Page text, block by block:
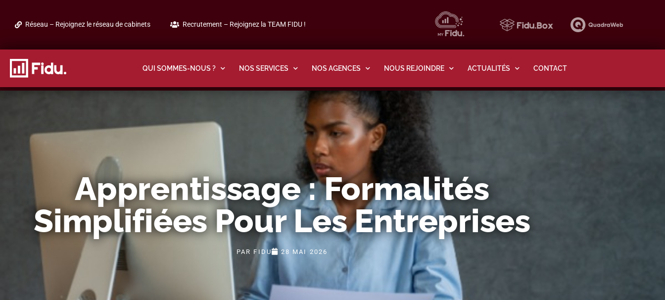
Réseau – Rejoignez le réseau de cabinets Recrutement – Rejoignez la TEAM FIDU !
QUI SOMMES-NOUS ? NOS SERVICES NOS AGENCES NOUS REJOINDRE ACTUALITÉS CONTACT
Apprentissage : Formalités
Simplifiées Pour Les Entreprises
PAR FIDU 28 MAI 2026